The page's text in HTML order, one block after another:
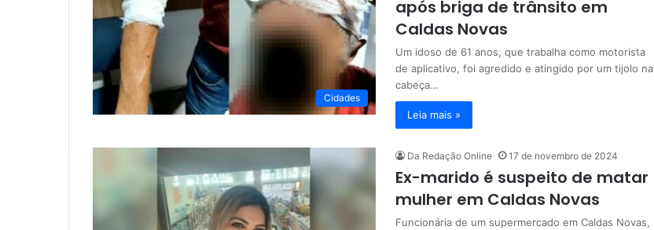
Cidades
após briga de trânsito em
Caldas Novas
Um idoso de 61 anos, que trabalha como motorista
de aplicativo, foi agredido e atingido por um tijolo na
cabeça…
Leia mais »
Da Redação Online 17 de novembro de 2024
Ex-marido é suspeito de matar
mulher em Caldas Novas
Funcionária de um supermercado em Caldas Novas,